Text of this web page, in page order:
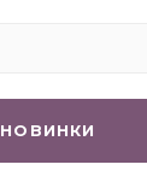
НОВИНКИ